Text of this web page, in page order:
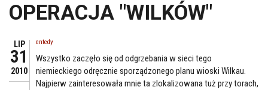
OPERACJA "WILKÓW"
LIP
31
2010
entedy
Wszystko zaczęło się od odgrzebania w sieci tego
niemieckiego odręcznie sporządzonego planu wioski Wilkau.
Najpierw zainteresowała mnie ta zlokalizowana tuż przy torach,